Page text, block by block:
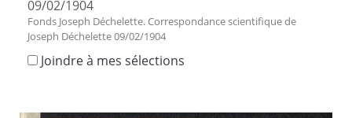
09/02/1904
Fonds Joseph Déchelette. Correspondance scientifique de
Joseph Déchelette 09/02/1904
Joindre à mes sélections